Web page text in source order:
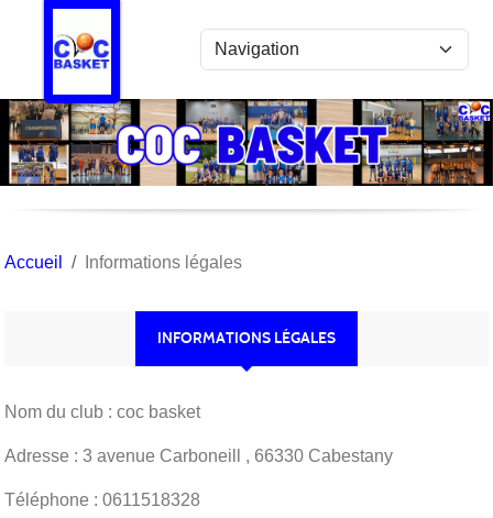
Accueil Informations légales
INFORMATIONS LÉGALES
Nom du club : coc basket
Adresse : 3 avenue Carboneill , 66330 Cabestany
Téléphone : 0611518328
Panneau de gestion des cookies